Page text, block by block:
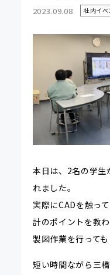
2023.09.08 社内イベ
本日は、2名の学生
れました。
実際にCADを触っ
計のポイントを教
製図作業を行っても
短い時間ながら三